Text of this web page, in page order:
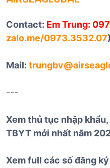
Contact: Em Trung:
zalo.me/0973.3532.07)
Mail:
---
Xem thủ tục nhập
TBYT mới nhất năm
Xem full các số đăng